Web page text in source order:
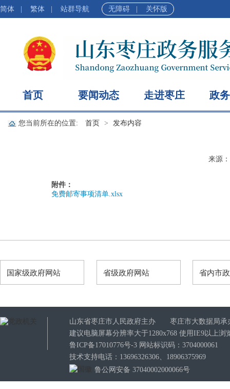
简体 繁体 站群导航 无障碍 关怀版
首页 要闻动态 走进枣庄 政
您当前所在的位置: 首页 发布内容
来源：
附件：
免费邮寄事项清单.xlsx
国家级政府网站 省级政府网站 省内市
山东省枣庄市人民政府主办 枣庄市大数据局承
建议电脑屏幕分辨率大于1280x768 使用IE9以上
鲁ICP备17010776号-3 网站标识码：3704000061
技术支持电话：13696326306、18906375969
鲁公网安备 37040002000066号